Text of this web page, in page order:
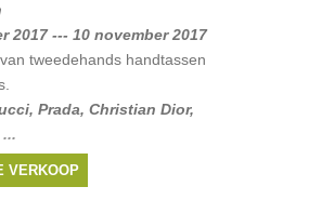
2017 --- 10 november 2017
tweedehands handtassen
, Prada, Christian Dior,
...
VERKOOP